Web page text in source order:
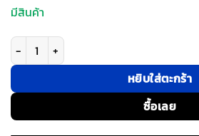
มีสินค้า
จำนวน VRS รุ่น QuickStand Pro - เคส
หยิบใส่ตะกร้า
ซื้อเลย